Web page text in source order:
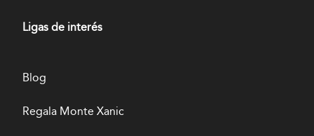
Ligas de interés
Blog
Regala Monte Xanic